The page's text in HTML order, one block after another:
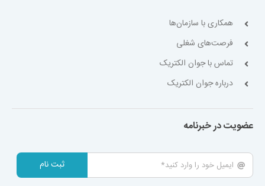
همکاری با سازمان‌ها
فرصت‌های شغلی
تماس با جوان الکتریک
درباره جوان الکتریک
عضویت در خبرنامه
ثبت نام